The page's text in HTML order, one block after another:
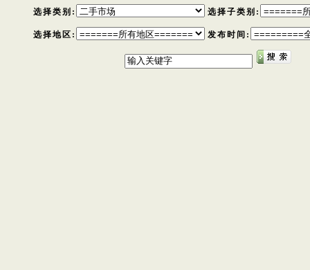
选择类别: 选择子类别:
选择地区: 发布时间: